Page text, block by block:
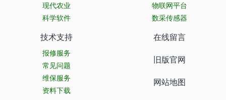
现代农业
科学软件
物联网平台
数采传感器
技术支持
报修服务
常见问题
维保服务
资料下载
在线留言
旧版官网
网站地图